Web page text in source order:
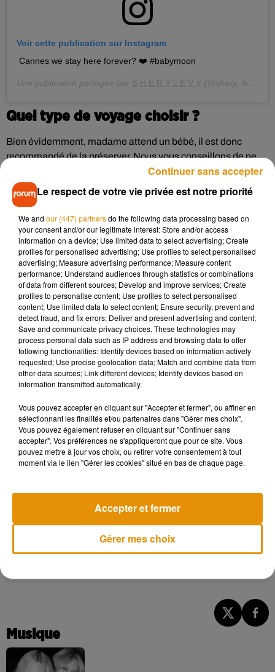
Voir cette publication sur Instagram
Cannes we stay here forever? ❤️ #babymoon
Une publication partagée par S H E R Y L E V Y (@shery_levy) le
Quel type de voyage choisir ?
Bien évidemment, madame attend un bébé, il est donc
recommandé de la préserver. Nous vous conseillons de ne
partir ni trop loin, ni trop longtemps. Le deuxième semestre
est la période privilégiée pour partir, avant que grosse fatigue
et pieds gonflés prennent le dessus. Évitez également sauna
et hammam qui pourraient mettre en péril la santé de votre
futur enfant. Le but de ce voyage est de pouvoir déconnecter
du quotidien, du stress avant bébé... Juste de pouvoir passer
du bon temps ensemble, faire l'amour, se retrouver.
Voir cette publication sur Instagram
Celebrating 30 weeks pregnant �xÈ�xÈ.Only 10 more
�xÈxÈ�x" #babymoon #maui #hawaii #kaanapalibeach
#30weekspregnant #babyboy #soontobeparents
#bestvacayever #summer2019 #pregnantbelly #babybump
#keepgrowingbaby #loveyouwithallmyheart
Musique
Le respect de votre vie privée est notre priorité
We and our (447) partnersdo the following data processing based on
your consent and/or our legitimate interest: Store and/or access
information on a device; Use limited data to select advertising; Create
profiles for personalised advertising; Use profiles to select personalised
advertising; Measure advertising performance; Measure content
performance; Understand audiences through statistics or combinations
of data from different sources; Develop and improve services; Create
profiles to personalise content; Use profiles to select personalised
content; Use limited data to select content; Ensure security, prevent and
detect fraud, and fix errors; Deliver and present advertising and content;
Save and communicate privacy choices. These technologies may
process personal data such as IP address and browsing data to offer
following functionalities: Identify devices based on information actively
requested; Use precise geolocation data; Match and combine data from
other data sources; Link different devices; Identify devices based on
information transmitted automatically.
Vous pouvez accepter en cliquant sur "Accepter et fermer", ou affiner en
sélectionnant les finalités et/ou partenaires dans "Gérer mes choix".
Vous pouvez également refuser en cliquant sur "Continuer sans
accepter". Vos préférences ne s'appliqueront que pour ce site. Vous
pouvez mettre à jour vos choix, ou retirer votre consentement à tout
moment via le lien "Gérer les cookies" situé en bas de chaque page.
Gérer mes choix
Accepter et fermer
Continuer sans accepter